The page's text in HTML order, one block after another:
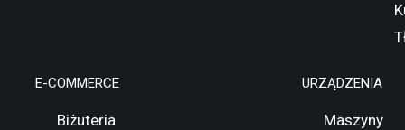
E-COMMERCE
Biżuteria
URZĄDZENIA
Maszyny